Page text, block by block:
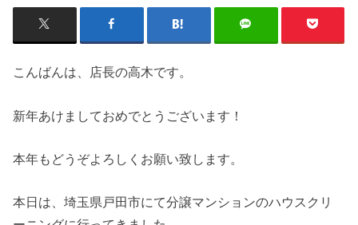
こんばんは、店長の高木です。
新年あけましておめでとうございます！
本年もどうぞよろしくお願い致します。
本日は、埼玉県戸田市にて分譲マンションのハウスクリ